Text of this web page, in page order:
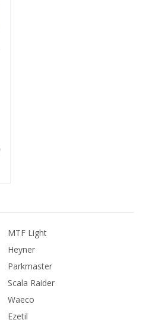
MTF Light
Heyner
Parkmaster
Scala Raider
Waeco
Ezetil